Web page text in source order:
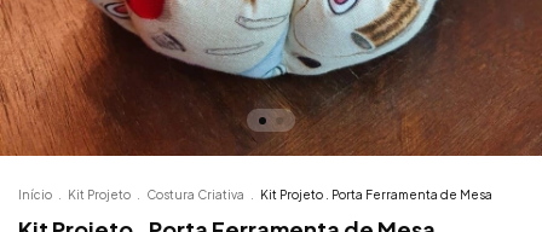
Início Kit Projeto Costura Criativa Kit Projeto . Porta Ferramenta de Mesa